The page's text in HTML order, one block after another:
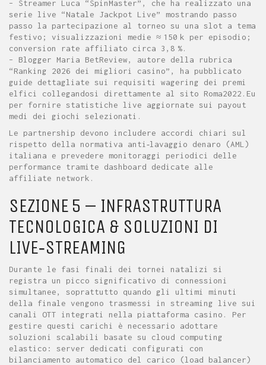
– Streamer Luca “SpinMaster”, che ha realizzato una
serie live “Natale Jackpot Live” mostrando passo
passo la partecipazione al torneo su una slot a tema
festivo; visualizzazioni medie ≈ 150 k per episodio;
conversion rate affiliato circa 3,8 %.
– Blogger Maria BetReview, autore della rubrica
“Ranking 2026 dei migliori casino”, ha pubblicato
guide dettagliate sui requisiti wagering dei premi
elfici collegandosi direttamente al sito Roma2022.Eu
per fornire statistiche live aggiornate sui payout
medi dei giochi selezionati.
Le partnership devono includere accordi chiari sul
rispetto della normativa anti‑lavaggio denaro (AML)
italiana e prevedere monitoraggi periodici delle
performance tramite dashboard dedicate alle
affiliate network.
SEZIONE 5 – INFRASTRUTTURA
TECNOLOGICA & SOLUZIONI DI
LIVE‑STREAMING
Durante le fasi finali dei tornei natalizi si
registra un picco significativo di connessioni
simultanee, soprattutto quando gli ultimi minuti
della finale vengono trasmessi in streaming live sui
canali OTT integrati nella piattaforma casino. Per
gestire questi carichi è necessario adottare
soluzioni scalabili basate su cloud computing
elastico: server dedicati configurati con
bilanciamento automatico del carico (load balancer)